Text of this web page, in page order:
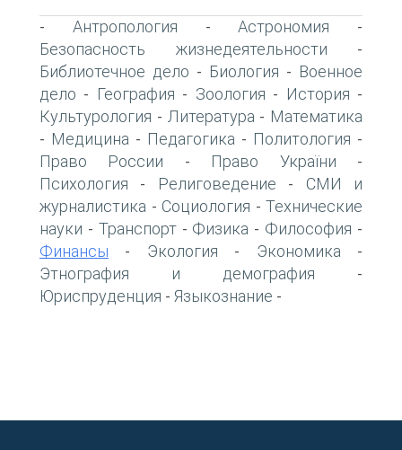
- Антропология -Астрономия -
Безопасность жизнедеятельности -
Библиотечное дело - Биология - Военное
дело - География - Зоология - История -
Культурология - Литература - Математика
- Медицина - Педагогика - Политология -
Право России - Право України -
Психология - Религоведение - СМИ и
журналистика - Социология - Технические
науки - Транспорт- Физика - Философия -
Финансы - Экология - Экономика -
Этнография и демография -
Юриспруденция - Языкознание -